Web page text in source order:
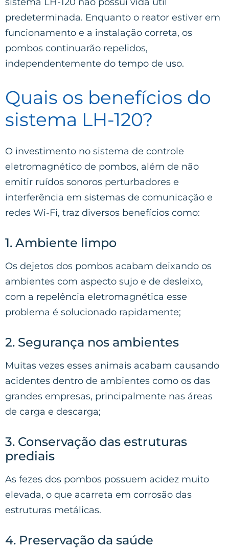
predeterminada. Enquanto o reator estiver em
funcionamento e a instalação correta, os
pombos continuarão repelidos,
independentemente do tempo de uso.
Quais os benefícios do
sistema LH-120?
O investimento no sistema de controle
eletromagnético de pombos, além de não
emitir ruídos sonoros perturbadores e
interferência em sistemas de comunicação e
redes Wi-Fi, traz diversos benefícios como:
1. Ambiente limpo
Os dejetos dos pombos acabam deixando os
ambientes com aspecto sujo e de desleixo,
com a repelência eletromagnética esse
problema é solucionado rapidamente;
2. Segurança nos ambientes
Muitas vezes esses animais acabam causando
acidentes dentro de ambientes como os das
grandes empresas, principalmente nas áreas
de carga e descarga;
3. Conservação das estruturas
prediais
As fezes dos pombos possuem acidez muito
elevada, o que acarreta em corrosão das
estruturas metálicas.
4. Preservação da saúde